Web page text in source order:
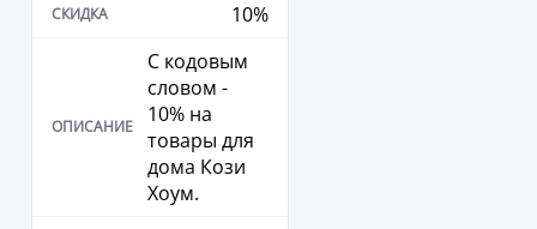
10%
С кодовым
словом -
10% на
товары для
дома Кози
Хоум.